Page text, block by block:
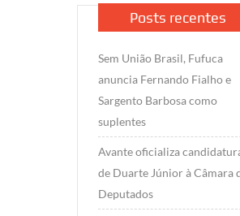
Posts recentes
Sem União Brasil, Fufuca
anuncia Fernando Fialho e
Sargento Barbosa como
suplentes
Avante oficializa
de Duarte Júnior à Câmara
Deputados